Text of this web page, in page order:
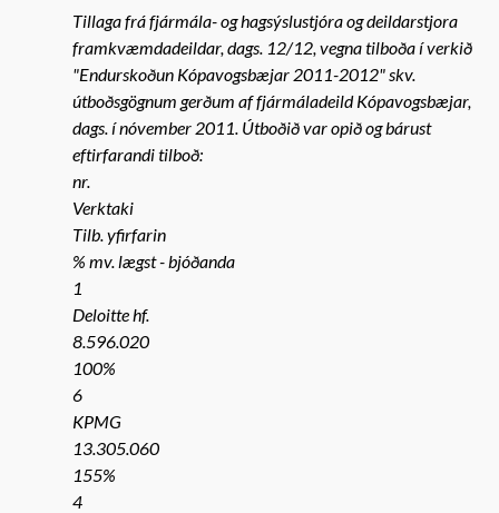
Tillaga frá fjármála- og hagsýslustjóra og deildarstjora
framkvæmdadeildar, dags. 12/12, vegna tilboða í verkið
"Endurskoðun Kópavogsbæjar 2011-2012" skv.
útboðsgögnum gerðum af fjármáladeild Kópavogsbæjar,
dags. í nóvember 2011. Útboðið var opið og bárust
eftirfarandi tilboð:
nr.
Verktaki
Tilb. yfirfarin
% mv. lægst - bjóðanda
1
Deloitte hf.
8.596.020
100%
6
KPMG
13.305.060
155%
4